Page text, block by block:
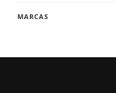
MARCAS